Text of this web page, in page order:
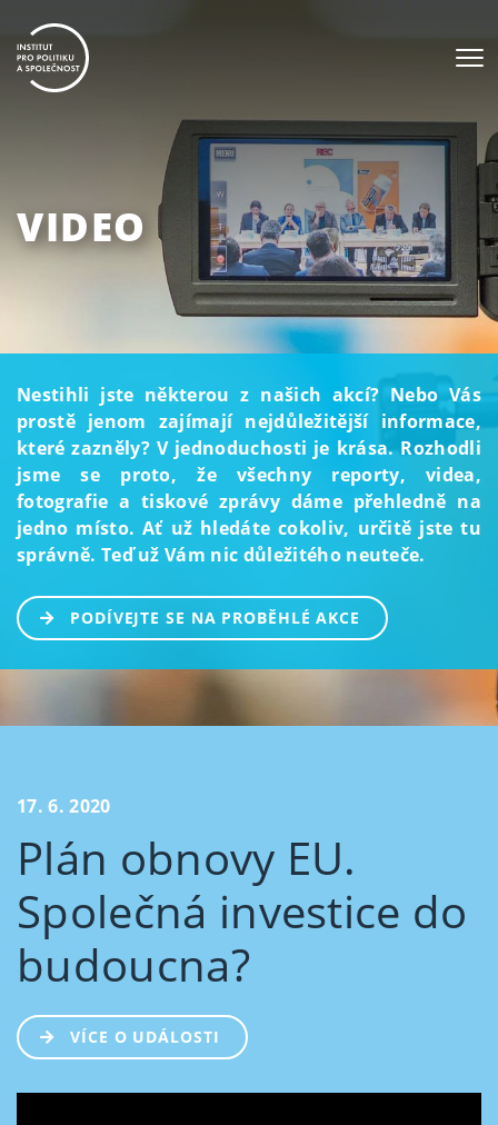
VIDEO
Nestihli jste některou z našich akcí? Nebo Vás
prostě jenom zajímají nejdůležitější informace,
které zazněly? V jednoduchosti je krása. Rozhodli
jsme se proto, že všechny reporty, videa,
fotografie a tiskové zprávy dáme přehledně na
jedno místo. Ať už hledáte cokoliv, určitě jste tu
správně. Teď už Vám nic důležitého neuteče.
PODÍVEJTE SE NA PROBĚHLÉ AKCE
17. 6. 2020
Plán obnovy EU.
Společná investice do
budoucna?
VÍCE O UDÁLOSTI